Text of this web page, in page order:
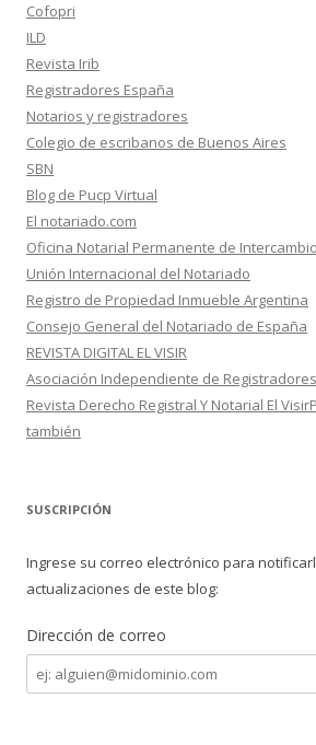
Cofopri
ILD
Revista Irib
Registradores España
Notarios y registradores
Colegio de escribanos de Buenos Aires
SBN
Blog de Pucp Virtual
El notariado.com
Oficina Notarial Permanente de
Unión Internacional del Notariado
Registro de Propiedad Inmueble Argentina
Consejo General del Notariado de España
REVISTA DIGITAL EL VISIR
Asociación Independiente de Registradores
Revista Derecho Registral Y Notarial El
también
SUSCRIPCIÓN
Ingrese su correo electrónico para
actualizaciones de este blog:
Dirección de correo
Dirección
de
correo